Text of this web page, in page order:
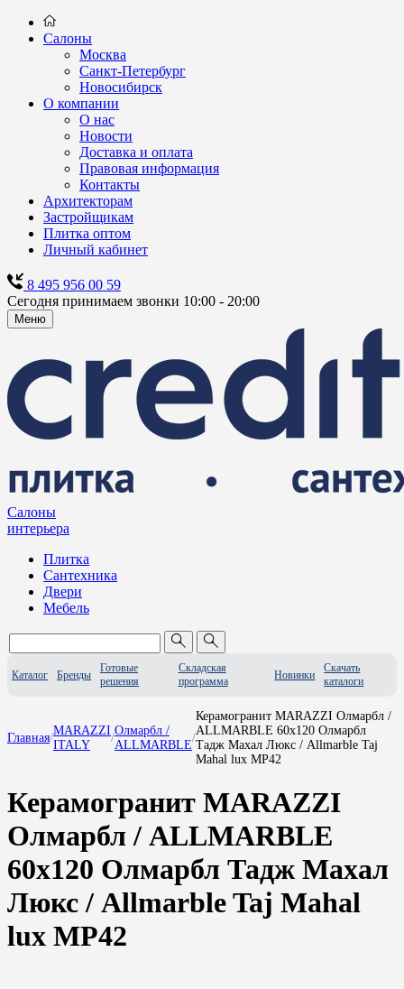
Салоны
Москва
Санкт-Петербург
Новосибирск
О компании
О нас
Новости
Доставка и оплата
Правовая информация
Контакты
Архитекторам
Застройщикам
Плитка оптом
Личный кабинет
8 495 956 00 59
Сегодня принимаем звонки 10:00 - 20:00
Меню
Салоны
интерьера
Плитка
Сантехника
Двери
Мебель
Каталог Бренды
Готовые
решения
Складская
программа
Новинки
Скачать
каталоги
Главная/
MARAZZI
ITALY
/
Олмарбл /
ALLMARBLE
/
Керамогранит MARAZZI Олмарбл /
ALLMARBLE 60x120 Олмарбл
Тадж Махал Люкс / Allmarble Taj
Mahal lux MP42
Керамогранит MARAZZI
Олмарбл / ALLMARBLE
60x120 Олмарбл Тадж Махал
Люкс / Allmarble Taj Mahal
lux MP42